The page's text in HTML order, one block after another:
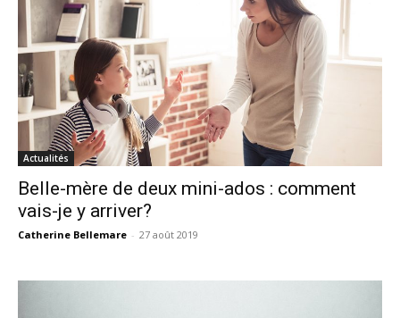
Actualités
Belle-mère de deux mini-ados : comment
vais-je y arriver?
Catherine Bellemare - 27 août 2019